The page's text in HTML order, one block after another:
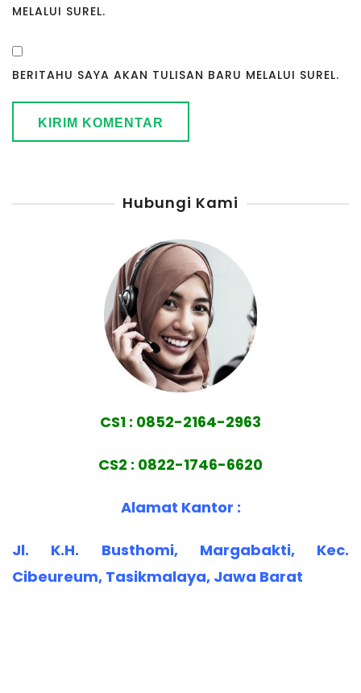
MELALUI SUREL.
BERITAHU SAYA AKAN TULISAN BARU MELALUI SUREL.
Hubungi Kami
CS1 : 0852-2164-2963
CS2 : 0822-1746-6620
Alamat Kantor :
Jl. K.H. Busthomi, Margabakti, Kec.
Cibeureum, Tasikmalaya, Jawa Barat